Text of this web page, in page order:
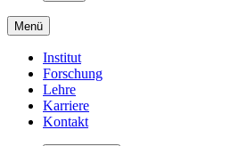
Menü
Institut
Forschung
Lehre
Karriere
Kontakt